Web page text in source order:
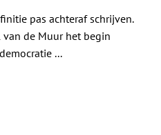
pas achteraf schrijven.
de Muur het begin
...